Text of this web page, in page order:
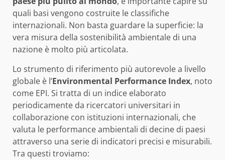
quali basi vengono costruite le classifiche
internazionali. Non basta guardare la superficie: la
vera misura della sostenibilità ambientale di una
nazione è molto più articolata.
Lo strumento di riferimento più autorevole a livello
globale è l’Environmental Performance Index, noto
come EPI. Si tratta di un indice elaborato
periodicamente da ricercatori universitari in
collaborazione con istituzioni internazionali, che
valuta le performance ambientali di decine di paesi
attraverso una serie di indicatori precisi e misurabili.
Tra questi troviamo: